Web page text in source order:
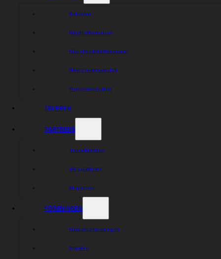
Kalender
Biljettinformation
Köp dina biljetter online
Nästa hemmamatch
Pressinformation
TRUPPEN
PARTNERS
Tusenklubben
Våra partners
Bli partner
FÖRENINGEN
Kontakta föreningen
Styrelse